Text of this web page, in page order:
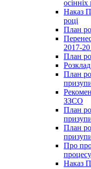
Наказ
році
План
2017-
План
План
ЗЗСО
План
План
Про
Наказ